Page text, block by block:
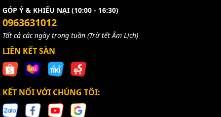
GÓP Ý & KHIẾU NẠI (10:00 - 16:30)
0963631012
Tất cả các ngày trong tuần (Trừ tết Âm Lịch)
LIÊN KẾT SÀN
KẾT NỐI VỚI CHÚNG TÔI: